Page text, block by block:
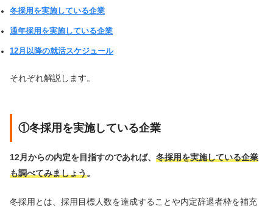
冬採用を実施している企業
通年採用を実施している企業
12月以降の就活スケジュール
それぞれ解説します。
①冬採用を実施している企業
12月からの内定を目指すのであれば、 冬採用を実施している企業
も調べてみましょう。
冬採用とは、採用目標人数を達成することや内定辞退者枠を補充